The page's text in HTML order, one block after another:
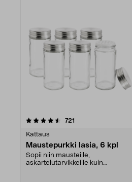
721
Kattaus
Maustepurkki lasia, 6 kpl
Sopii niin mausteille,
askartelutarvikkeille kuin
4.0viidestä